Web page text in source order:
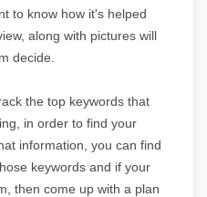
to know how it's helped
along with pictures will
decide.
the top keywords that
in order to find your
information, you can find
keywords and if your
then come up with a plan